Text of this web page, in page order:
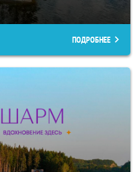
ПОДРОБНЕЕ